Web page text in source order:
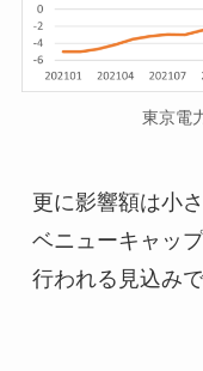
東京電
更に影響額は小
ベニューキャッ
行われる見込みで